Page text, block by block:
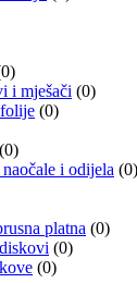
i mješači (0)
(0)
(0)
i odijela (0)
platna (0)
(0)
(0)